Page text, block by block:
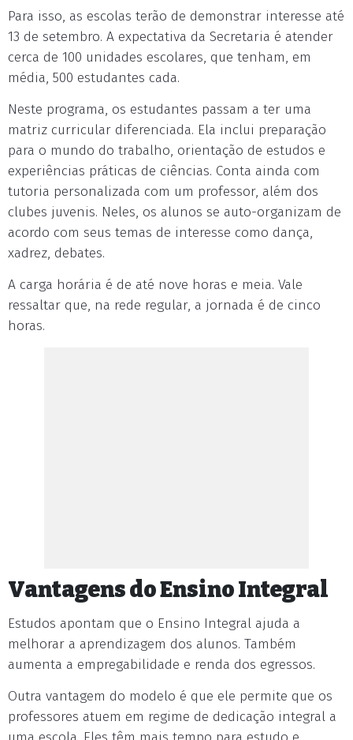
Para isso, as escolas terão de demonstrar interesse até
13 de setembro. A expectativa da Secretaria é atender
cerca de 100 unidades escolares, que tenham, em
média, 500 estudantes cada.
Neste programa, os estudantes passam a ter uma
matriz curricular diferenciada. Ela inclui preparação
para o mundo do trabalho, orientação de estudos e
experiências práticas de ciências. Conta ainda com
tutoria personalizada com um professor, além dos
clubes juvenis. Neles, os alunos se auto-organizam de
acordo com seus temas de interesse como dança,
xadrez, debates.
A carga horária é de até nove horas e meia. Vale
ressaltar que, na rede regular, a jornada é de cinco
horas.
Vantagens do Ensino Integral
Estudos apontam que o Ensino Integral ajuda a
melhorar a aprendizagem dos alunos. Também
aumenta a empregabilidade e renda dos egressos.
Outra vantagem do modelo é que ele permite que os
professores atuem em regime de dedicação integral a